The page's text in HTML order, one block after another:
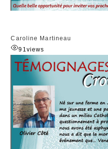
Caroline Martineau
91views